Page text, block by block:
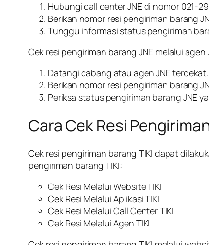
Hubungi call center JNE di nomor 021-
Berikan nomor resi pengiriman barang
Tunggu informasi status pengiriman
Cek resi pengiriman barang JNE melalui
Datangi cabang atau agen JNE terdekat.
Berikan nomor resi pengiriman barang
Periksa status pengiriman barang JNE
Cara Cek Resi
Cek resi pengiriman barang TIKI dapat
pengiriman barang TIKI:
Cek Resi Melalui Website TIKI
Cek Resi Melalui Aplikasi TIKI
Cek Resi Melalui Call Center TIKI
Cek Resi Melalui Agen TIKI